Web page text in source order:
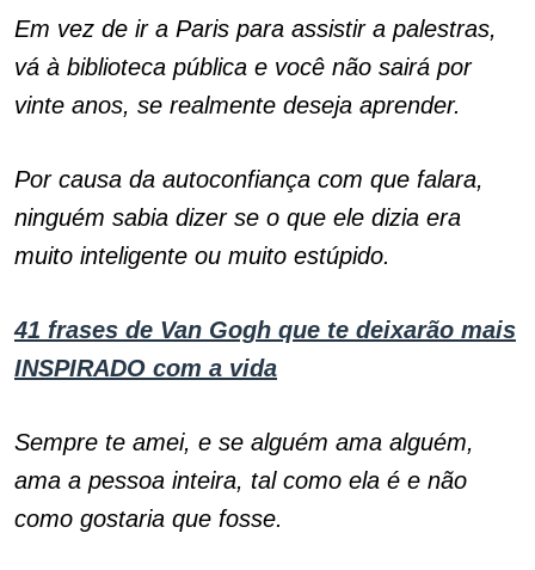
Em vez de ir a Paris para assistir a palestras,
vá à biblioteca pública e você não sairá por
vinte anos, se realmente deseja aprender.
Por causa da autoconfiança com que falara,
ninguém sabia dizer se o que ele dizia era
muito inteligente ou muito estúpido.
41 frases de Van Gogh que te deixarão mais
INSPIRADO com a vida
Sempre te amei, e se alguém ama alguém,
ama a pessoa inteira, tal como ela é e não
como gostaria que fosse.